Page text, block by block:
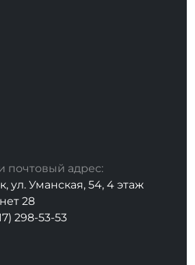
почтовый адрес:
ул. Уманская, 54, 4 этаж
28
298-53-53